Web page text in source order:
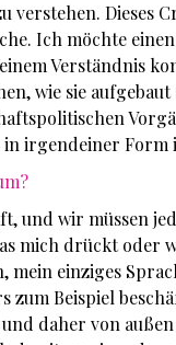
verstehen. Dieses
Ich möchte
Verständnis
wie sie
in irgendeiner
und wir müssen
mich drückt oder
einziges
zum Beispiel
daher von